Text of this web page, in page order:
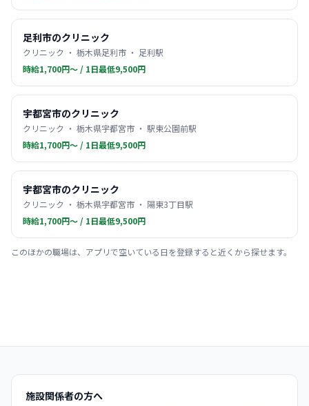
足利市のクリニック
クリニック ・ 栃木県足利市 ・ 足利駅
時給1,700円〜 / 1日最低9,500円
宇都宮市のクリニック
クリニック ・ 栃木県宇都宮市 ・ 駅東公園前駅
時給1,700円〜 / 1日最低9,500円
宇都宮市のクリニック
クリニック ・ 栃木県宇都宮市 ・ 陽東3丁目駅
時給1,700円〜 / 1日最低9,500円
このほかの職場は、アプリで空いている日を登録すると近くから探せます。
施設関係者の方へ